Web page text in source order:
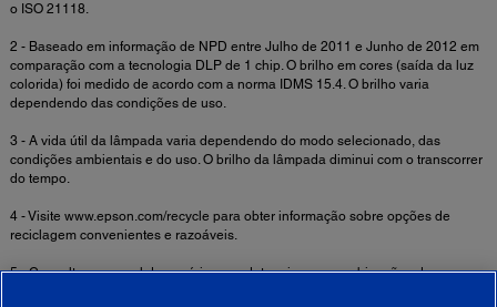
o ISO 21118.
2 - Baseado em informação de NPD entre Julho de 2011 e Junho de 2012 em
comparação com a tecnologia DLP de 1 chip. O brilho em cores (saída da luz
colorida) foi medido de acordo com a norma IDMS 15.4. O brilho varia
dependendo das condições de uso.
3 - A vida útil da lâmpada varia dependendo do modo selecionado, das
condições ambientais e do uso. O brilho da lâmpada diminui com o transcorrer
do tempo.
4 - Visite www.epson.com/recycle para obter informação sobre opções de
reciclagem convenientes e razoáveis.
5 - Consulta o manual do usuário para determinar as combinações de